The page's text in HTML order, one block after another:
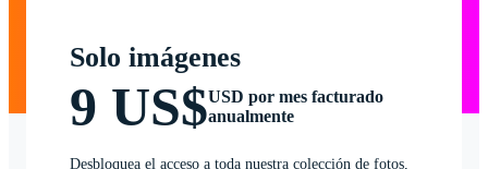
Solo imágenes
9 US$USD por mes facturado
anualmente
Desbloquea el acceso a toda nuestra colección de fotos,